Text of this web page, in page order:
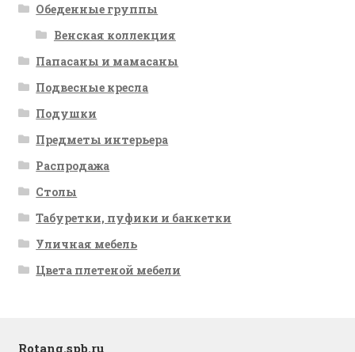
Обеденные группы
Венская коллекция
Папасаны и мамасаны
Подвесные кресла
Подушки
Предметы интерьера
Распродажа
Столы
Табуретки, пуфики и банкетки
Уличная мебель
Цвета плетеной мебели
Rotang.spb.ru